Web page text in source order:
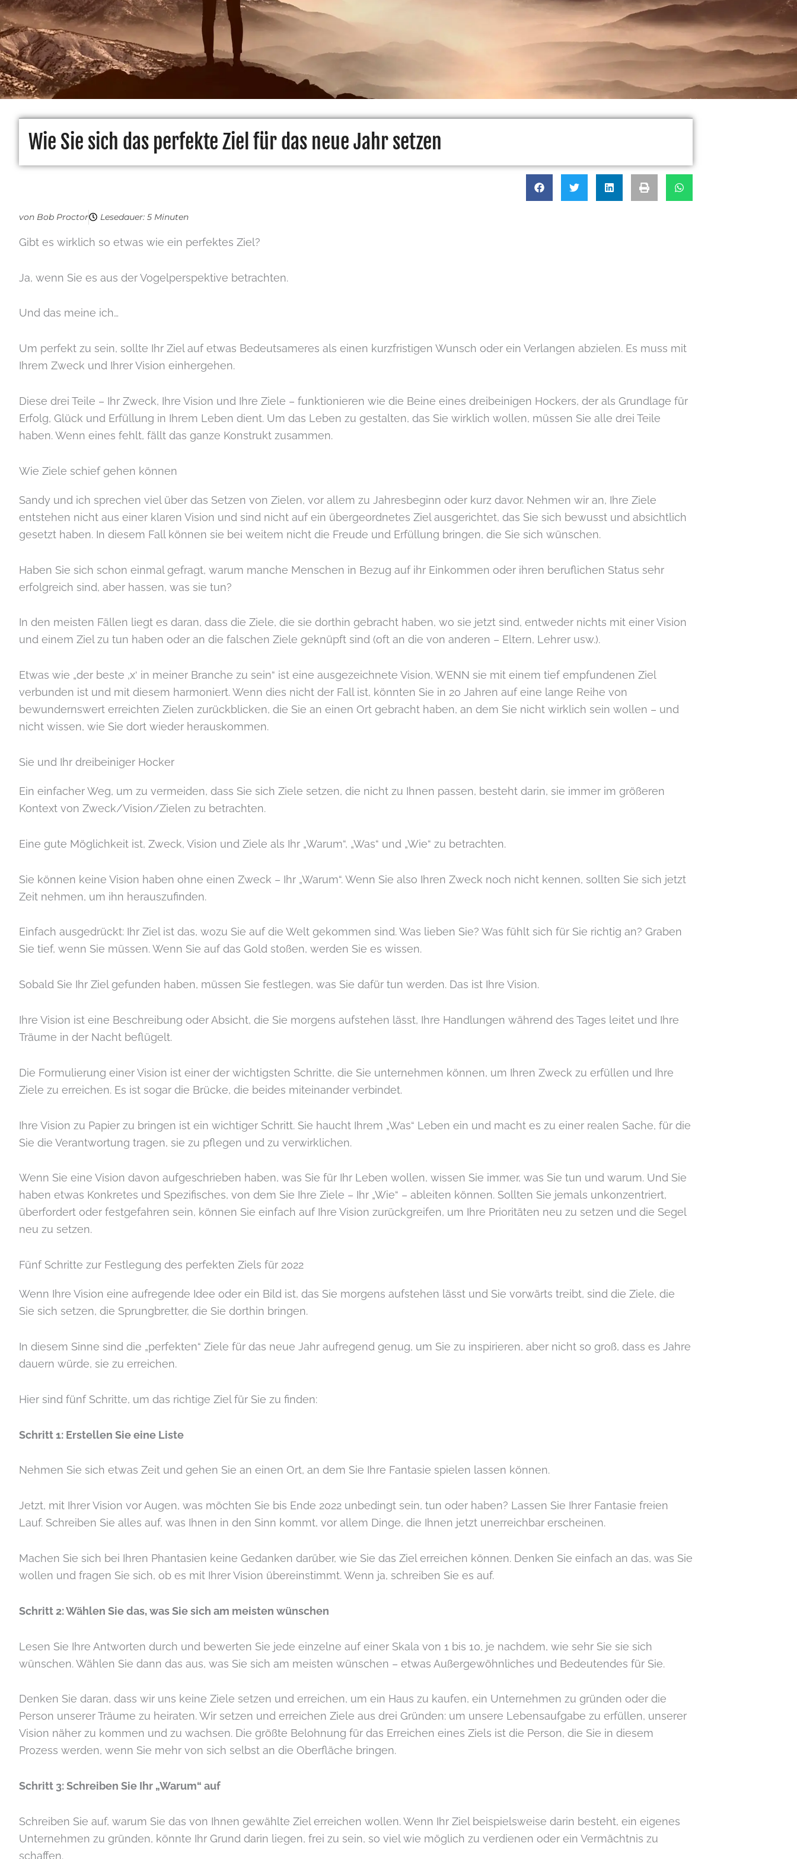
Wie Sie sich das perfekte Ziel für das neue Jahr setzen
von Bob Proctor Lesedauer: 5 Minuten
Gibt es wirklich so etwas wie ein perfektes Ziel?
Ja, wenn Sie es aus der Vogelperspektive betrachten.
Und das meine ich…
Um perfekt zu sein, sollte Ihr Ziel auf etwas Bedeutsameres als einen kurzfristigen Wunsch oder ein Verlangen abzielen. Es muss mit
Ihrem Zweck und Ihrer Vision einhergehen.
Diese drei Teile – Ihr Zweck, Ihre Vision und Ihre Ziele – funktionieren wie die Beine eines dreibeinigen Hockers, der als Grundlage für
Erfolg, Glück und Erfüllung in Ihrem Leben dient. Um das Leben zu gestalten, das Sie wirklich wollen, müssen Sie alle drei Teile
haben. Wenn eines fehlt, fällt das ganze Konstrukt zusammen.
Wie Ziele schief gehen können
Sandy und ich sprechen viel über das Setzen von Zielen, vor allem zu Jahresbeginn oder kurz davor. Nehmen wir an, Ihre Ziele
entstehen nicht aus einer klaren Vision und sind nicht auf ein übergeordnetes Ziel ausgerichtet, das Sie sich bewusst und absichtlich
gesetzt haben. In diesem Fall können sie bei weitem nicht die Freude und Erfüllung bringen, die Sie sich wünschen.
Haben Sie sich schon einmal gefragt, warum manche Menschen in Bezug auf ihr Einkommen oder ihren beruflichen Status sehr
erfolgreich sind, aber hassen, was sie tun?
In den meisten Fällen liegt es daran, dass die Ziele, die sie dorthin gebracht haben, wo sie jetzt sind, entweder nichts mit einer Vision
und einem Ziel zu tun haben oder an die falschen Ziele geknüpft sind (oft an die von anderen – Eltern, Lehrer usw.).
Etwas wie „der beste ‚x‘ in meiner Branche zu sein“ ist eine ausgezeichnete Vision, WENN sie mit einem tief empfundenen Ziel
verbunden ist und mit diesem harmoniert. Wenn dies nicht der Fall ist, könnten Sie in 20 Jahren auf eine lange Reihe von
bewundernswert erreichten Zielen zurückblicken, die Sie an einen Ort gebracht haben, an dem Sie nicht wirklich sein wollen – und
nicht wissen, wie Sie dort wieder herauskommen.
Sie und Ihr dreibeiniger Hocker
Ein einfacher Weg, um zu vermeiden, dass Sie sich Ziele setzen, die nicht zu Ihnen passen, besteht darin, sie immer im größeren
Kontext von Zweck/Vision/Zielen zu betrachten.
Eine gute Möglichkeit ist, Zweck, Vision und Ziele als Ihr „Warum“, „Was“ und „Wie“ zu betrachten.
Sie können keine Vision haben ohne einen Zweck – Ihr „Warum“. Wenn Sie also Ihren Zweck noch nicht kennen, sollten Sie sich jetzt
Zeit nehmen, um ihn herauszufinden.
Einfach ausgedrückt: Ihr Ziel ist das, wozu Sie auf die Welt gekommen sind. Was lieben Sie? Was fühlt sich für Sie richtig an? Graben
Sie tief, wenn Sie müssen. Wenn Sie auf das Gold stoßen, werden Sie es wissen.
Sobald Sie Ihr Ziel gefunden haben, müssen Sie festlegen, was Sie dafür tun werden. Das ist Ihre Vision.
Ihre Vision ist eine Beschreibung oder Absicht, die Sie morgens aufstehen lässt, Ihre Handlungen während des Tages leitet und Ihre
Träume in der Nacht beflügelt.
Die Formulierung einer Vision ist einer der wichtigsten Schritte, die Sie unternehmen können, um Ihren Zweck zu erfüllen und Ihre
Ziele zu erreichen. Es ist sogar die Brücke, die beides miteinander verbindet.
Ihre Vision zu Papier zu bringen ist ein wichtiger Schritt. Sie haucht Ihrem „Was“ Leben ein und macht es zu einer realen Sache, für die
Sie die Verantwortung tragen, sie zu pflegen und zu verwirklichen.
Wenn Sie eine Vision davon aufgeschrieben haben, was Sie für Ihr Leben wollen, wissen Sie immer, was Sie tun und warum. Und Sie
haben etwas Konkretes und Spezifisches, von dem Sie Ihre Ziele – Ihr „Wie“ – ableiten können. Sollten Sie jemals unkonzentriert,
überfordert oder festgefahren sein, können Sie einfach auf Ihre Vision zurückgreifen, um Ihre Prioritäten neu zu setzen und die Segel
neu zu setzen.
Fünf Schritte zur Festlegung des perfekten Ziels für 2022
Wenn Ihre Vision eine aufregende Idee oder ein Bild ist, das Sie morgens aufstehen lässt und Sie vorwärts treibt, sind die Ziele, die
Sie sich setzen, die Sprungbretter, die Sie dorthin bringen.
In diesem Sinne sind die „perfekten“ Ziele für das neue Jahr aufregend genug, um Sie zu inspirieren, aber nicht so groß, dass es Jahre
dauern würde, sie zu erreichen.
Hier sind fünf Schritte, um das richtige Ziel für Sie zu finden:
Schritt 1: Erstellen Sie eine Liste
Nehmen Sie sich etwas Zeit und gehen Sie an einen Ort, an dem Sie Ihre Fantasie spielen lassen können.
Jetzt, mit Ihrer Vision vor Augen, was möchten Sie bis Ende 2022 unbedingt sein, tun oder haben? Lassen Sie Ihrer Fantasie freien
Lauf. Schreiben Sie alles auf, was Ihnen in den Sinn kommt, vor allem Dinge, die Ihnen jetzt unerreichbar erscheinen.
Machen Sie sich bei Ihren Phantasien keine Gedanken darüber, wie Sie das Ziel erreichen können. Denken Sie einfach an das, was Sie
wollen und fragen Sie sich, ob es mit Ihrer Vision übereinstimmt. Wenn ja, schreiben Sie es auf.
Schritt 2: Wählen Sie das, was Sie sich am meisten wünschen
Lesen Sie Ihre Antworten durch und bewerten Sie jede einzelne auf einer Skala von 1 bis 10, je nachdem, wie sehr Sie sie sich
wünschen. Wählen Sie dann das aus, was Sie sich am meisten wünschen – etwas Außergewöhnliches und Bedeutendes für Sie.
Denken Sie daran, dass wir uns keine Ziele setzen und erreichen, um ein Haus zu kaufen, ein Unternehmen zu gründen oder die
Person unserer Träume zu heiraten. Wir setzen und erreichen Ziele aus drei Gründen: um unsere Lebensaufgabe zu erfüllen, unserer
Vision näher zu kommen und zu wachsen. Die größte Belohnung für das Erreichen eines Ziels ist die Person, die Sie in diesem
Prozess werden, wenn Sie mehr von sich selbst an die Oberfläche bringen.
Schritt 3: Schreiben Sie Ihr „Warum“ auf
Schreiben Sie auf, warum Sie das von Ihnen gewählte Ziel erreichen wollen. Wenn Ihr Ziel beispielsweise darin besteht, ein eigenes
Unternehmen zu gründen, könnte Ihr Grund darin liegen, frei zu sein, so viel wie möglich zu verdienen oder ein Vermächtnis zu
schaffen.